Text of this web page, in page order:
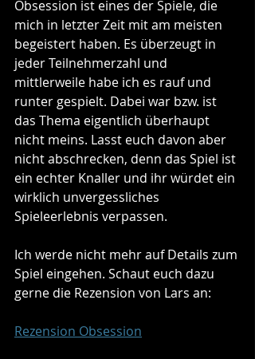
Obsession ist eines der Spiele, die
mich in letzter Zeit mit am meisten
begeistert haben. Es überzeugt in
jeder Teilnehmerzahl und
mittlerweile habe ich es rauf und
runter gespielt. Dabei war bzw. ist
das Thema eigentlich überhaupt
nicht meins. Lasst euch davon aber
nicht abschrecken, denn das Spiel ist
ein echter Knaller und ihr würdet ein
wirklich unvergessliches
Spieleerlebnis verpassen.
Ich werde nicht mehr auf Details zum
Spiel eingehen. Schaut euch dazu
gerne die Rezension von Lars an:
Rezension Obsession